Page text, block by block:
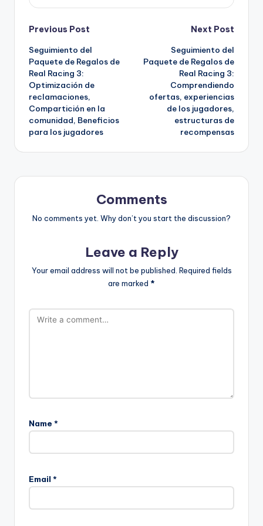
Post
navigation
Previous Post
Seguimiento del
Paquete de Regalos de
Real Racing 3:
Optimización de
reclamaciones,
Compartición en la
comunidad, Beneficios
para los jugadores
Next Post
Seguimiento del
Paquete de Regalos de
Real Racing 3:
Comprendiendo
ofertas, experiencias
de los jugadores,
estructuras de
recompensas
Comments
No comments yet. Why don’t you start the discussion?
Leave a Reply
Your email address will not be published. Required fields
are marked *
Name *
Email *